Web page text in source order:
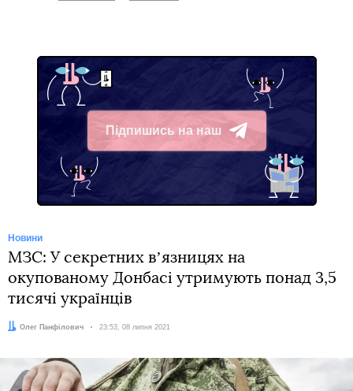
Підпишись на наш
Telegram
Новини
МЗС: У секретних вʼязницях на
окупованому Донбасі утримують понад 3,5
тисячі українців
Автор:
Олег Панфілович Дата:
23:53, 08 липня 2021